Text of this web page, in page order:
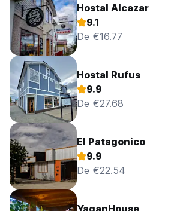
Hostal Alcazar
9.1
De €16.77
Hostal Rufus
9.9
De €27.68
El Patagonico
9.9
De €22.54
YaganHouse